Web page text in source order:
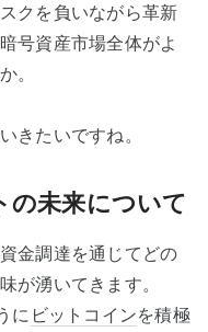
クを負いながら革新
号資産市場全体がよ
。
きたいですね。
の未来について
金調達を通じてどの
が湧いてきます。
に ビットコインを積極